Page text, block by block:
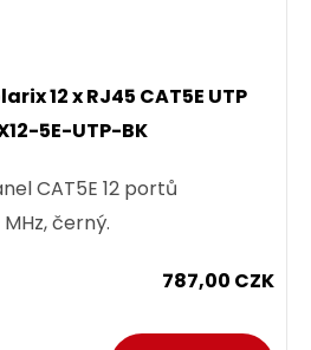
12 x RJ45 CAT5E UTP
5E-UTP-BK
CAT5E 12 portů
černý.
787,00 CZK